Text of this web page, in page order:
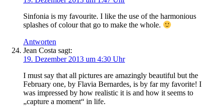
Sinfonia is my favourite. I like the use of the harmonious
splashes of colour that go to make the whole.
Antworten
Jean Costa sagt:
19. Dezember 2013 um 4:30 Uhr
I must say that all pictures are amazingly beautiful but the
February one, by Flavia Bernardes, is by far my favorite! I
was impressed by how realistic it is and how it seems to
„capture a moment“ in life.